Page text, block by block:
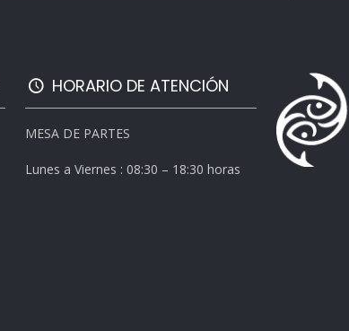
HORARIO DE ATENCIÓN
MESA DE PARTES
Lunes a Viernes : 08:30 – 18:30 horas